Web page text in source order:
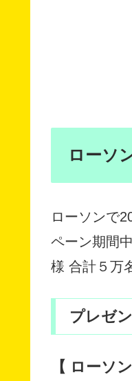
ローソ
ローソンで
ペーン期間
様 合計５万
プレゼ
【 ローソ